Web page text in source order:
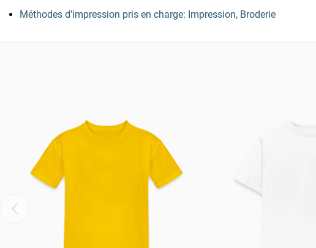
Méthodes d’impression pris en charge: Impression, Broderie